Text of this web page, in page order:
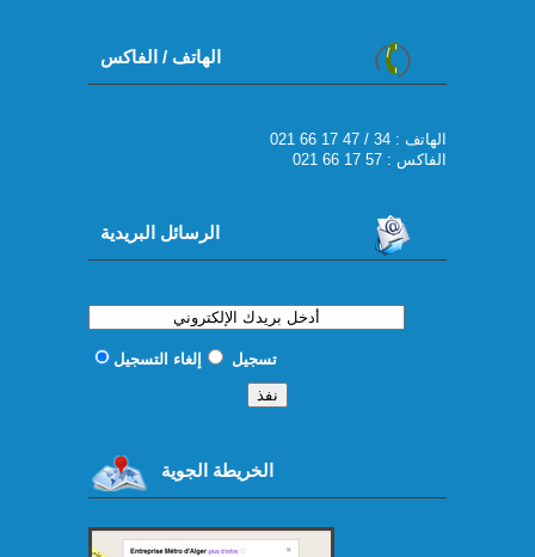
الهاتف / الفاكس
021 66 17 47 / 34 : الهاتف
الفاكس : 57 17 66 021
الرسائل البريدية
تسجيل إلغاء التسجيل
الخريطة الجوية